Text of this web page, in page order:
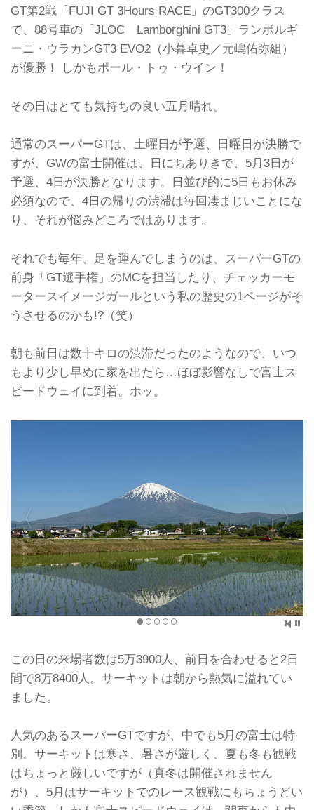
GT第2戦「FUJI GT 3Hours RACE」のGT300クラス
で、88号車の「JLOC Lamborghini GT3」ランボルギ
ーニ・ウラカンGT3 EVO2（小暮卓史／元嶋佑弥組）
が優勝！ しかもポール・トゥ・ウイン！
その日はとても気持ちの良い五月晴れ。
通常のスーパーGTは、土曜日が予選、日曜日が決勝で
すが、GWの富士開催は、日にちありきで、5月3日が
予選、4日が決勝となります。日並び的に5日もお休み
必須なので、4日の帰りの渋滞は毎回凄まじいことにな
り、それが悩みどころではあります。
それでも毎年、足を運んでしまうのは、スーパーGTの
前身「GT選手権」のMCを担当したり、チェッカーモ
ータースイメージガールという私の歴史の1ページがそ
うさせるのかも!?（笑）
朝も前日は数十キロの渋滞だったのようなので、いつ
もより少し早めに家を出たら…ほぼ影響なしで富士ス
ピードウェイに到着。ホッ。
この日の来場者数は5万3900人、前日を合わせると2日
間で8万8400人。サーキットは朝から熱気に溢れてい
ました。
人気のあるスーパーGTですが、中でも5月の富士は特
別。サーキットは寒さ、暑さが厳しく、夏も冬も観戦
はちょっと厳しいですが（真冬は開催されません
が）、5月はサーキットでのレース観戦にもちょうどい